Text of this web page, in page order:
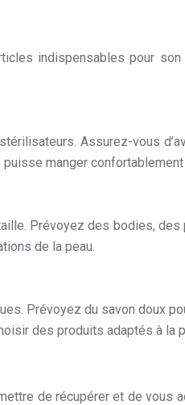
s indispensables pour
Assurez-vous
manger confortablement
Prévoyez des bodies,
de la peau.
Prévoyez du savon doux
des produits adaptés à la
de récupérer et de vous